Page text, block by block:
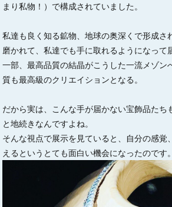
まり私物！）で構成されていました。
私達も良く知る鉱物、地球の奥深くで形成さ
磨かれて、私達でも手に取れるようになって
一部、最高品質の結晶がこうした一流メゾン
質も最高級のクリエイションとなる。
だから実は、こんな手が届かない宝飾品たち
と地続きなんですよね。
そんな視点で展示を見ていると、自分の感覚
えるというとても面白い機会になったのです。